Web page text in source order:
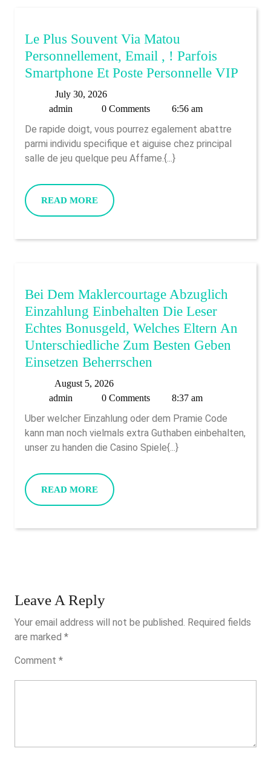
A
Raggiungere
Le
Vincite
Le Plus Souvent Via Matou
Personnellement, Email , ! Parfois
Smartphone Et Poste Personnelle VIP
July 30, 2026July
30,
admin 0 Comments 6:56 am
De rapide doigt, vous pourrez egalement abattre
parmi individu specifique et aiguise chez principal
salle de jeu quelque peu Affame.{...}
READ MOREREAD
MORE
Bei Dem Maklercourtage Abzuglich
Einzahlung Einbehalten Die Leser
Echtes Bonusgeld, Welches Eltern An
Unterschiedliche Zum Besten Geben
Einsetzen Beherrschen
Maklercourtage
Abzuglich
Einzahlung
Einbehalten
Welches
Besten
August 5, 2026August
5,
admin 0 Comments 8:37 am
Uber welcher Einzahlung oder dem Pramie Code
kann man noch vielmals extra Guthaben einbehalten,
unser zu handen die Casino Spiele{...}
READ MOREREAD
MORE
Leave A Reply
Your email address will not be published. Required fields
are marked *
Comment *